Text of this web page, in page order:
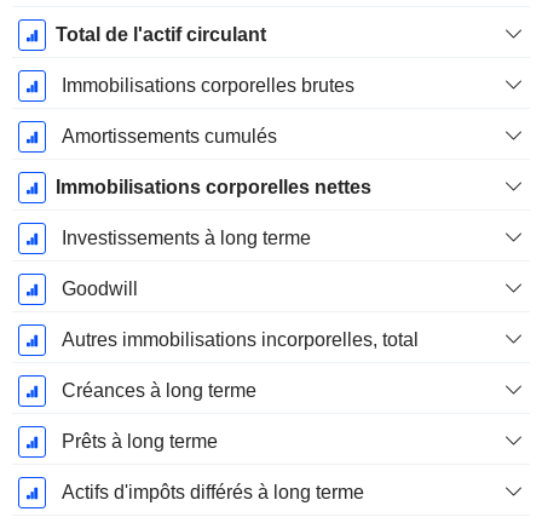
Total de l'actif circulant
Immobilisations corporelles brutes
Amortissements cumulés
Immobilisations corporelles nettes
Investissements à long terme
Goodwill
Autres immobilisations incorporelles, total
Créances à long terme
Prêts à long terme
Actifs d'impôts différés à long terme